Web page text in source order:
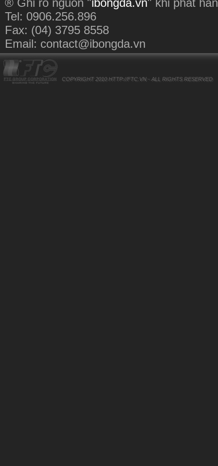
® Ghi rõ nguồn "ibongda.vn" khi phát
Tel: 0906.256.896
Fax: (04) 3795 8558
Email: contact@ibongda.vn
COPYRIGHT 2010 HTTP://FTC.VN - ALL RIGHTS RESERVED